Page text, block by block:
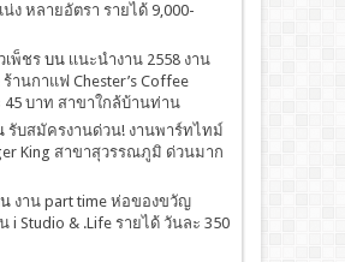
ง หลายอัตรา รายได้ 9,000-
เพ็ชรบน เเนะนำงาน 2558 งาน
านกาแฟ Chester’s Coffee
45 บาท สาขาใกล้บ้านท่าน
รับสมัครงานด่วน! งานพาร์ทไทม์
King สาขาสุวรรณภูมิ ด่วนมาก
งาน part time ห่อของขวัญ
i Studio & .Life รายได้ วันละ 350